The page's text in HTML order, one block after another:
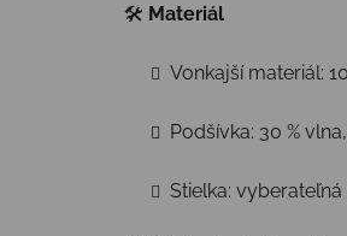
🛠 Materiál
Vonkajší materiál:
Podšívka: 30 %
Stielka: vyberateľná